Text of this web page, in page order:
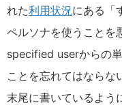
れた利用状況にある「
ペルソナを使うことを
specified userからの
ことを忘れてはならな
末尾に書いているよう